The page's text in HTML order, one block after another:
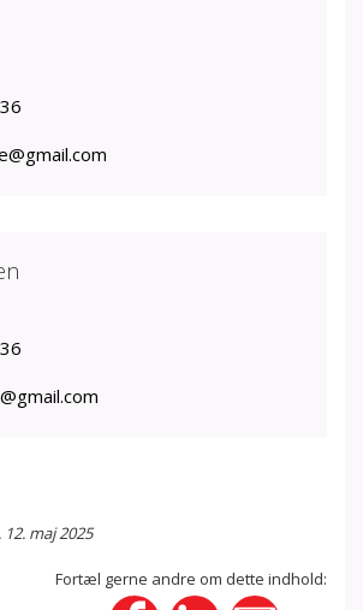
maj 2025
Fortæl gerne andre om dette indhold: